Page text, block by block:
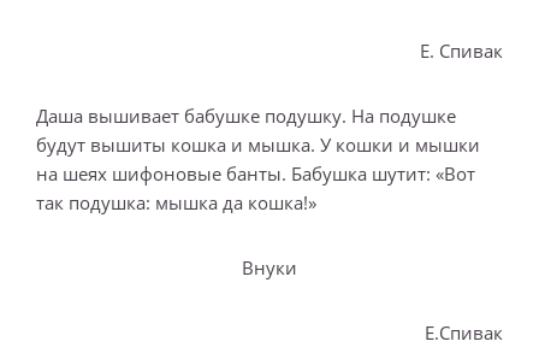
Е. Спивак
Даша вышивает бабушке подушку. На подушке
будут вышиты кошка и мышка. У кошки и мышки
на шеях шифоновые банты. Бабушка шутит: «Вот
так подушка: мышка да кошка!»
Внуки
Е.Спивак